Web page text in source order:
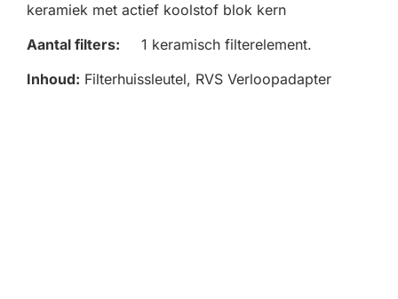
keramiek met actief koolstof blok kern
Aantal filters:
1 keramisch filterelement.
Inhoud: Filterhuissleutel, RVS Verloopadapter